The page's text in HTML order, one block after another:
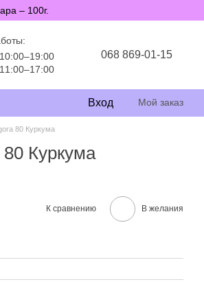
– 100г.
10:00–19:00
11:00–17:00
068 869-01-15
Вход Мой заказ
80 Куркума
Куркума
К сравнению В желания